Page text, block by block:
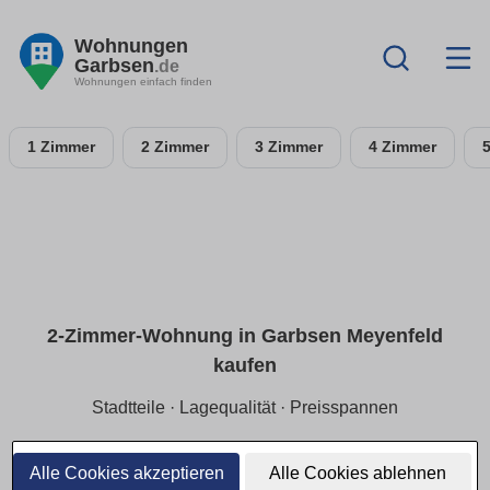
Alle Cookies akzeptieren Alle Cookies ablehnen
Wohnungen
Garbsen.de
Wohnungen einfach finden
1 Zimmer 2 Zimmer 3 Zimmer 4 Zimmer
2-Zimmer-Wohnung in Garbsen Meyenfeld
kaufen
Stadtteile · Lagequalität · Preisspannen
Für Single/Paare:2-Zimmer-ETW in Garbsen Meyenfeld
mit Fokus aufruhige Lage Preisspannen je Stadtteil.